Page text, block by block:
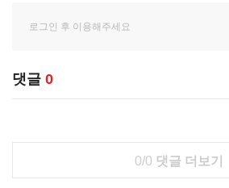
댓글 0
0/0 댓글 더보기